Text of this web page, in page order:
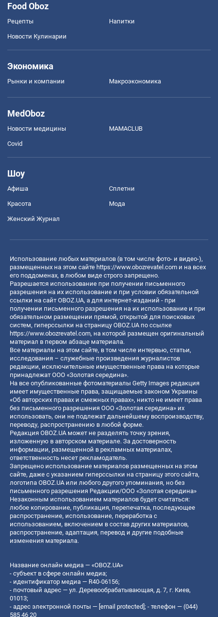
Food Oboz
Рецепты Напитки
Новости Кулинарии
Экономика
Рынки и компании Mакроэкономика
MedOboz
Новости медицины MAMACLUB
Covid
Шоу
Афиша Сплетни
Красота Мода
Женский Журнал
Использование любых материалов (в том числе фото- и видео-),
размещенных на этом сайте https://www.obozrevatel.com и на всех
его поддоменах, в любом виде строго запрещено.
Разрешается использование при получении письменного
разрешения на их использование и при условии обязательной
ссылки на сайт OBOZ.UA, а для интернет-изданий - при
получении письменного разрешения на их использование и при
обязательном размещении прямой, открытой для поисковых
систем, гиперссылки на страницу OBOZ.UA по ссылке
https://www.obozrevatel.com, на которой размещен оригинальный
материал в первом абзаце материала.
Все материалы на этом сайте, в том числе интервью, статьи,
исследования – служебные произведения журналистов
редакции, исключительные имущественные права на которые
принадлежат ООО «Золотая середина».
На все опубликованные фотоматериалы Getty Images редакция
имеет имущественные права, защищаемые законом Украины
«Об авторских правах и смежных правах», никто не имеет права
без письменного разрешения ООО «Золотая середина» их
использовать, они не подлежат дальнейшему воспроизводству,
переводу, распространению в любой форме.
Редакция OBOZ.UA может не разделять точку зрения,
изложенную в авторском материале. За достоверность
информации, размещенной в рекламных материалах,
ответственность несет рекламодатель.
Запрещено использование материалов размещенных на этом
сайте, даже с указанием гиперссылки на страницу этого сайта,
логотипа OBOZ.UA или любого другого упоминания, но без
письменного разрешения Редакции/ООО «Золотая середина»
Незаконным использованием материалов будет считаться:
любое копирование, публикация, перепечатка, последующее
распространение, использование, переработка с
использованием, включением в состав других материалов,
распространение, адаптация, перевод и другие подобные
изменения материала.
Название онлайн медиа — «OBOZ.UA»
- субъект в сфере онлайн медиа;
- идентификатор медиа — R40-06156;
- почтовый адрес — ул. Деревообрабатывающая, д. 7, г. Киев,
01013;
- адрес электронной почты — [email protected] ; - телефон — (044)
585 46 20